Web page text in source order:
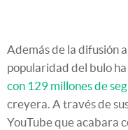
Además de la difusión
popularidad del bulo
con 129 millones de
creyera. A través de
YouTube que acabara